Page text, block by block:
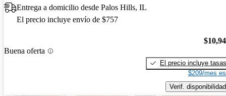
Entrega a domicilio desde Palos Hills, IL
El precio incluye envío de $757
Buena oferta
El precio incluye tasas
$209/mes
Verif. disponibilidad